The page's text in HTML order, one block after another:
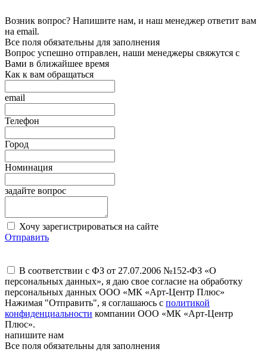
Возник вопрос? Напишите нам, и наш менеджер ответит вам
на email.
Все поля обязательны для заполнения
Вопрос успешно отправлен, наши менеджеры свяжутся с
Вами в ближайшее время
Как к вам обращаться
email
Телефон
Город
Номинация
задайте вопрос
Хочу зарегистрироваться на сайте
Отправить
В соответствии с ФЗ от 27.07.2006 №152-ФЗ «О
персональных данных», я даю свое согласие на обработку
персональных данных ООО «МК «Арт-Центр Плюс»
Нажимая "Отправить", я соглашаюсь с политикой
конфиденциальности компании ООО «МК «Арт-Центр
Плюс».
напишите нам
Все поля обязательны для заполнения